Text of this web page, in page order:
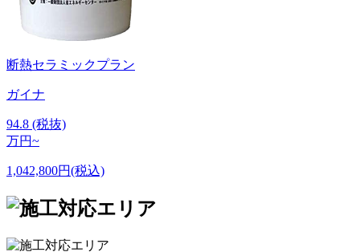
断熱セラミックプラン
ガイナ
94.8 (税抜)
万円~
1,042,800円(税込)